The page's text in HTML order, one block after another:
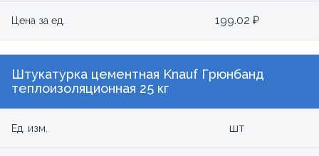
Цена за ед. 199.02 ₽
Штукатурка цементная Knauf Грюнбанд
теплоизоляционная 25 кг
Ед. изм. шт